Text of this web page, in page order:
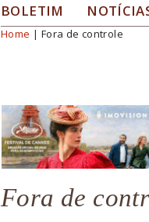
BOLETIM
Você está aqui
Home | Fora de controle
Fora de